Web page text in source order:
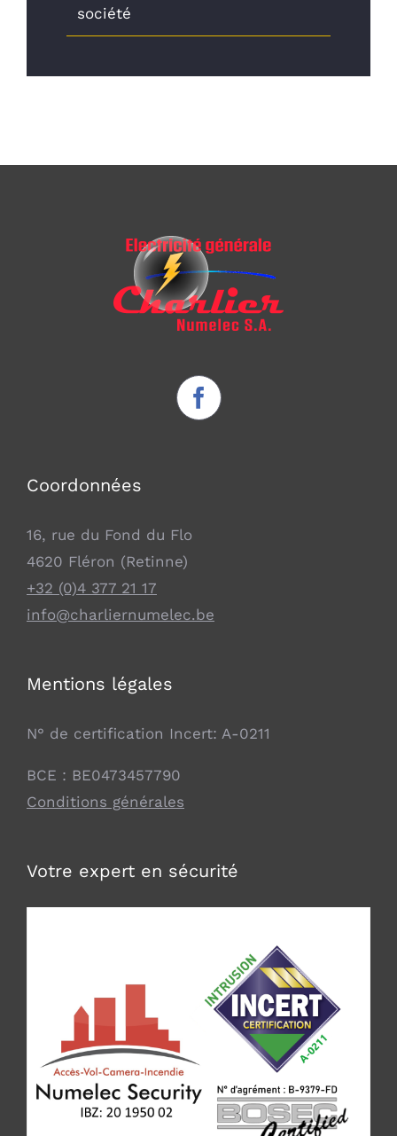
société
Coordonnées
16, rue du Fond du Flo
4620 Fléron (Retinne)
+32 (0)4 377 21 17
info@charliernumelec.be
Mentions légales
N° de certification Incert: A-0211
BCE : BE0473457790
Conditions générales
Votre expert en sécurité